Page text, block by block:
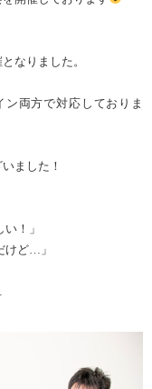
なりました。
両方で対応しておりま
ました！
！」
けど…」